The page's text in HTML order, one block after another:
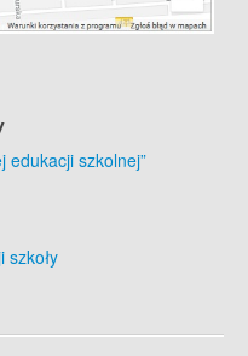
edukacji szkolnej”
szkoły